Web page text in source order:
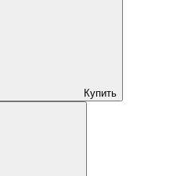
Купить